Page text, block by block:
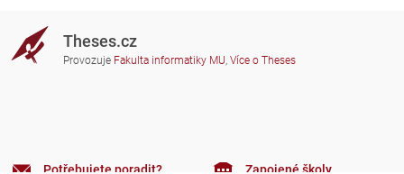
Theses.cz
Provozuje Fakulta informatiky MU, Více o Theses
Potřebujete poradit? Zapojené školy